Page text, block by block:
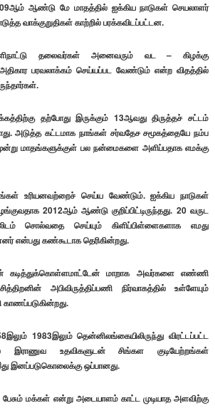
ஆண்டு மே மாதத்தில் ஐக்கிய நாடுகள் செயலாளர்
வாக்குறுதிகள் காற்றில் பரக்கவிடப்பட்டன.
தலைவர்கள் அனைவரும் வட – கிழக்கு
பரவலாக்கம் செய்யப்பட வேண்டும் என்ற விதத்தில்
தற்போது இருக்கும் 13ஆவது திருத்தச் சட்டம்
அடுத்த கட்டமாக நாங்கள் சர்வதேச சமூகத்தையே நம்ப
மாதங்களுக்குள் பல நன்மைகளை அளிப்பதாக எமக்கு
உரியனவற்றைச் செய்ய வேண்டும். ஐக்கிய நாடுகள்
2012ஆம் ஆண்டு குறிப்பிட்டிருந்தது. 20 வருட
சொல்வதை செய்யும் கிளிப்பிள்ளைகளாக எமது
என்பது கண்கூடாக தெரிகின்றது.
மாறாக அவர்களை எண்ணி
அபிவிருத்திப்பணி நிர்வாகத்தில் உள்ளேயும்
காணப்படுகின்றது.
1983இலும் தென்னிலங்கையிலிருந்து விரட்டப்பட்ட
உதவிகளுடன் சிங்கள குடியேற்றங்கள்
இனப்படுகொலைக்கு ஒப்பானது.
மக்கள் என்று அடையாளம் காட்ட முடியாத அளவிற்கு